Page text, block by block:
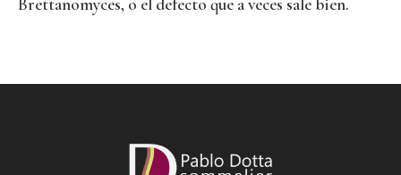
Brettanomyces, o el defecto que a veces sale bien.